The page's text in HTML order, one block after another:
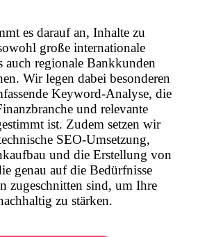
es darauf an, Inhalte zu
große internationale
auch regionale Bankkunden
Wir legen dabei besonderen
Keyword-Analyse, die
und relevante
ist. Zudem setzen wir
SEO-Umsetzung,
und die Erstellung von
genau auf die Bedürfnisse
zugeschnitten sind, um Ihre
zu stärken.